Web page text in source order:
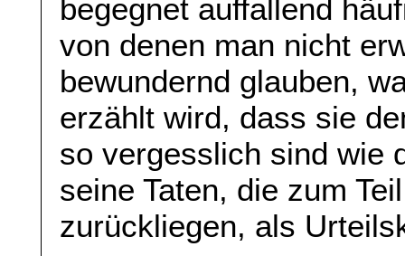
begegnet auffallend
von denen man nicht
bewundernd glauben,
erzählt wird, dass sie
so vergesslich sind wie
seine Taten, die zum
zurückliegen, als